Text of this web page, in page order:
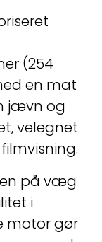
(254
en mat
jævn og
velegnet
på væg
i
motor gør